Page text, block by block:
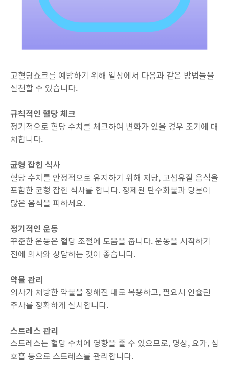
고혈당쇼크를 예방하기 위해 일상에서 다음과 같은 방법들을
실천할 수 있습니다.
규칙적인 혈당 체크
정기적으로 혈당 수치를 체크하여 변화가 있을 경우 조기에 대
처합니다.
균형 잡힌 식사
혈당 수치를 안정적으로 유지하기 위해 저당, 고섬유질 음식을
포함한 균형 잡힌 식사를 합니다. 정제된 탄수화물과 당분이
많은 음식을 피하세요.
정기적인 운동
꾸준한 운동은 혈당 조절에 도움을 줍니다. 운동을 시작하기
전에 의사와 상담하는 것이 좋습니다.
약물 관리
의사가 처방한 약물을 정해진 대로 복용하고, 필요시 인슐린
주사를 정확하게 실시합니다.
스트레스 관리
스트레스는 혈당 수치에 영향을 줄 수 있으므로, 명상, 요가, 심
호흡 등으로 스트레스를 관리합니다.